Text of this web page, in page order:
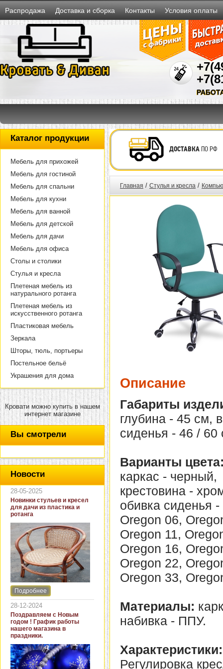
Распродажа Доставка и сборка Контакты Условия оплаты
Каталог продукции
Мебель для прихожей
Мебель для гостиной
Мебель для спальни
Мебель для кухни
Мебель для ванной
Мебель для детской
Мебель для дачи
Мебель для офиса
Столы и столики
Стулья и кресла
Плетеная мебель из
натурального ротанга
Плетеная мебель из
искусственного ротанга
Пластиковая мебель
Зеркала
Шторы, тюль, портьеры
Постельное бельё
Украшения для дома
Кровати можно купить в нашем
интернет магазине
Вы смотрели
Новости
28-05-2025
Новинки стульев и кресел
для дачи из пластика и
ротанга
Интернет-магазин "Кровать
и диван" представляет
новинки стульев и кресел
для дачи. В ассортименте
представлены как
бюджетные модели из
пластика для дачи, так и
кресла для загородных
домов из натурального и
искусственного ротанга.
Подробнее
28-12-2024
Поздравляем с Новым
годом ! График работы
нашего магазина в
праздники.
ДОСТАВКАПО РФ
Главная / Стулья и кресла /
Описание
Габариты
глубина - 45 см,
сиденья - 46 / 60
Варианты
каркас - черный,
крестовина -
обивка сиденья
Oregon 06,
Oregon 11,
Oregon 16,
Oregon 22,
Oregon 33,
Материалы:
набивка - ППУ.
Характеристики:
Регулировка